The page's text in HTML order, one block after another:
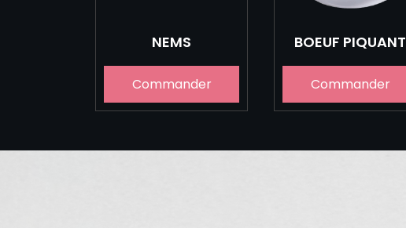
NEMS
Commander
BOEUF PIQUANT
Commander